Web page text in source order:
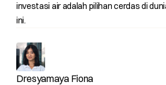
investasi air adalah pilihan cerdas di
ini.
Dresyamaya Fiona